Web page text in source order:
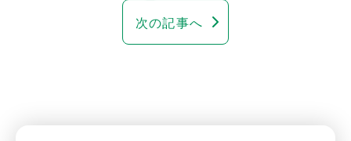
次の記事へ